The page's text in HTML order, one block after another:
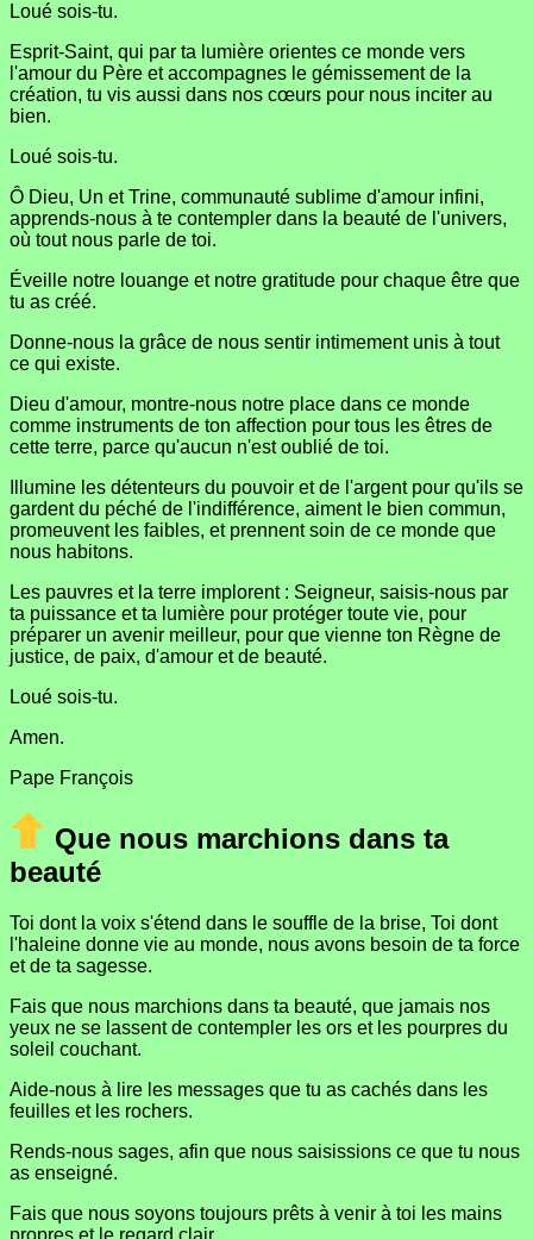
Loué sois-tu.
Esprit-Saint, qui par ta lumière orientes ce monde vers
l'amour du Père et accompagnes le gémissement de la
création, tu vis aussi dans nos cœurs pour nous inciter au
bien.
Loué sois-tu.
Ô Dieu, Un et Trine, communauté sublime d'amour infini,
apprends-nous à te contempler dans la beauté de l'univers,
où tout nous parle de toi.
Éveille notre louange et notre gratitude pour chaque être que
tu as créé.
Donne-nous la grâce de nous sentir intimement unis à tout
ce qui existe.
Dieu d'amour, montre-nous notre place dans ce monde
comme instruments de ton affection pour tous les êtres de
cette terre, parce qu'aucun n'est oublié de toi.
Illumine les détenteurs du pouvoir et de l'argent pour qu'ils se
gardent du péché de l'indifférence, aiment le bien commun,
promeuvent les faibles, et prennent soin de ce monde que
nous habitons.
Les pauvres et la terre implorent : Seigneur, saisis-nous par
ta puissance et ta lumière pour protéger toute vie, pour
préparer un avenir meilleur, pour que vienne ton Règne de
justice, de paix, d'amour et de beauté.
Loué sois-tu.
Amen.
Pape François
Que nous marchions dans ta
beauté
Toi dont la voix s'étend dans le souffle de la brise, Toi dont
l'haleine donne vie au monde, nous avons besoin de ta force
et de ta sagesse.
Fais que nous marchions dans ta beauté, que jamais nos
yeux ne se lassent de contempler les ors et les pourpres du
soleil couchant.
Aide-nous à lire les messages que tu as cachés dans les
feuilles et les rochers.
Rends-nous sages, afin que nous saisissions ce que tu nous
as enseigné.
Fais que nous soyons toujours prêts à venir à toi les mains